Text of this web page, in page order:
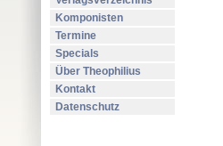
Komponisten
Termine
Specials
Über Theophilius
Kontakt
Datenschutz